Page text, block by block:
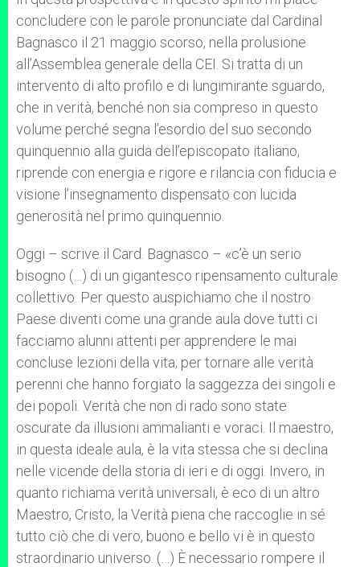
concludere con le parole pronunciate dal Cardinal
Bagnasco il 21 maggio scorso, nella prolusione
all’Assemblea generale della CEI. Si tratta di un
intervento di alto profilo e di lungimirante sguardo,
che in verità, benché non sia compreso in questo
volume perché segna l’esordio del suo secondo
quinquennio alla guida dell’episcopato italiano,
riprende con energia e rigore e rilancia con fiducia e
visione l’insegnamento dispensato con lucida
generosità nel primo quinquennio.
Oggi – scrive il Card. Bagnasco – «c’è un serio
bisogno (…) di un gigantesco ripensamento culturale
collettivo. Per questo auspichiamo che il nostro
Paese diventi come una grande aula dove tutti ci
facciamo alunni attenti per apprendere le mai
concluse lezioni della vita; per tornare alle verità
perenni che hanno forgiato la saggezza dei singoli e
dei popoli. Verità che non di rado sono state
oscurate da illusioni ammalianti e voraci. Il maestro,
in questa ideale aula, è la vita stessa che si declina
nelle vicende della storia di ieri e di oggi. Invero, in
quanto richiama verità universali, è eco di un altro
Maestro, Cristo, la Verità piena che raccoglie in sé
tutto ciò che di vero, buono e bello vi è in questo
straordinario universo. (…) È necessario rompere il